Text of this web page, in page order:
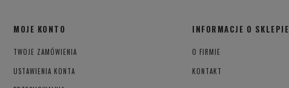
MOJE KONTO
TWOJE ZAMÓWIENIA
USTAWIENIA KONTA
INFORMACJE O SKLEPIE
O FIRMIE
KONTAKT